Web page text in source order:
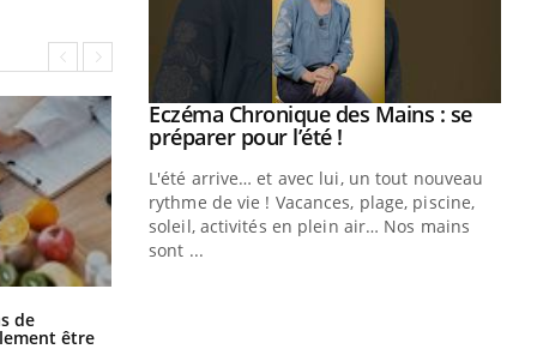
de
être
: et si on
de type 2
chez les
les soignants.
Youtube
Eczéma Chronique des Mains : se
préparer pour l’été !Youtube
L'été arrive… et avec lui, un tout nouveau
rythme de vie ! Vacances, plage, piscine,
soleil, activités en plein air… Nos mains
sont ...